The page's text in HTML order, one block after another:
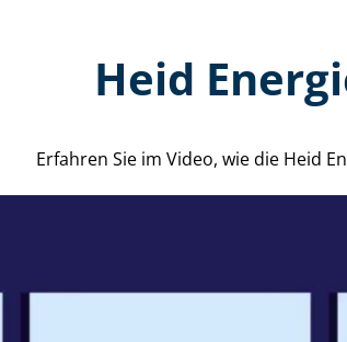
Heid
Erfahren Sie im Video, wie die Heid